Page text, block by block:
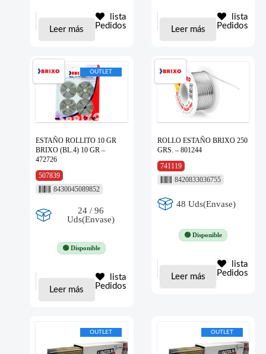
Leer más
lista
Pedidos
Leer más
lista
Pedidos
OUTLET
ESTAÑO ROLLITO 10 GR
BRIXO (BL.4) 10 GR –
472726
507839
8430045089852
24 / 96
Uds(Envase)
🟢 Disponible
Leer más
lista
Pedidos
ROLLO ESTAÑO BRIXO 250
GRS. – 801244
741119
8420833036755
48 Uds(Envase)
🟢 Disponible
Leer más
lista
Pedidos
OUTLET OUTLET